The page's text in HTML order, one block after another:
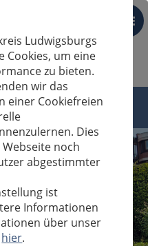
DE
Ludwigsburgs
Cookies, um eine
zu bieten.
wir das
einer Cookiefreien
Dies
noch
abgestimmter
ist
Informationen
über unser
hier.